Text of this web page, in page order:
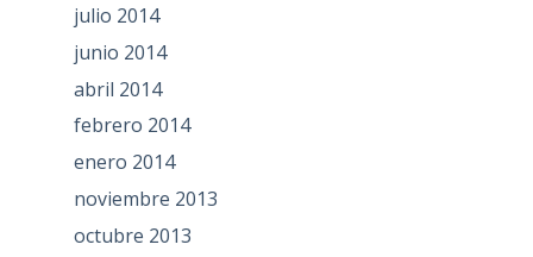
julio 2014
junio 2014
abril 2014
febrero 2014
enero 2014
noviembre 2013
octubre 2013